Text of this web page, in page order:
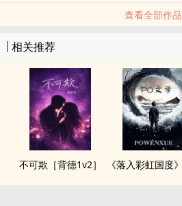
查看全部作品
相关推荐
不可欺［背德1v2］